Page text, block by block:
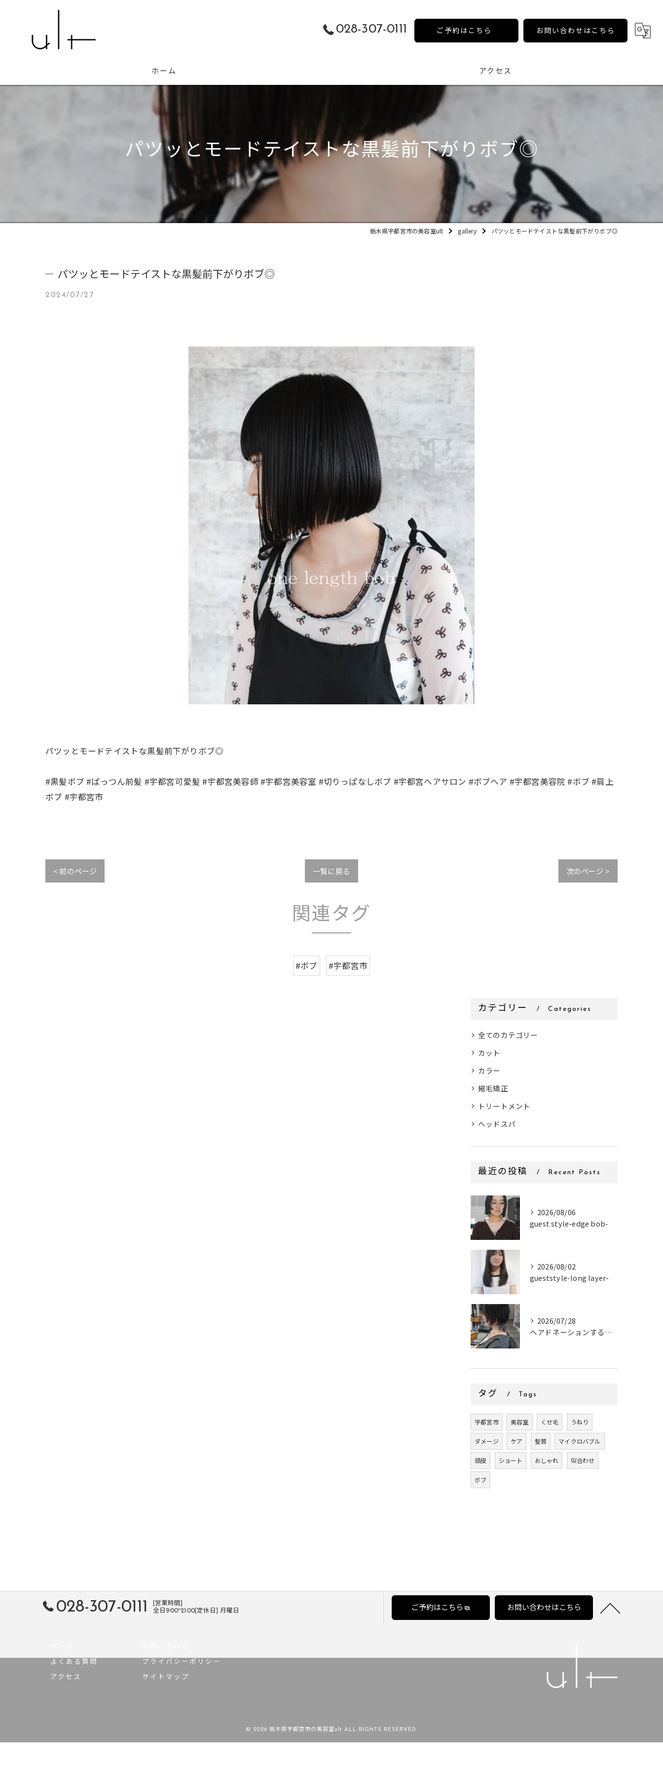
028-307-0111 ご予約はこちら お問い合わせはこちら
ホーム アクセス
パツッとモードテイストな黒髪前下がりボブ◎
栃木県宇都宮市の美容室ult gallery パツッとモードテイストな黒髪前下がりボブ◎
パツッとモードテイストな黒髪前下がりボブ◎
2024/07/27
パツッとモードテイストな黒髪前下がりボブ◎
#黒髪ボブ #ぱっつん前髪 #宇都宮可愛髪 #宇都宮美容師 #宇都宮美容室 #切りっぱなしボブ #宇都宮ヘアサロン #ボブヘア #宇都宮美容院 #ボブ #肩上
ボブ #宇都宮市
< 前のページ 一覧に戻る 次のページ >
関連タグ
#ボブ #宇都宮市
カテゴリー Categories
全てのカテゴリー
カット
カラー
縮毛矯正
トリートメント
ヘッドスパ
最近の投稿 Recent Posts
2026/08/06
guest style-edge bob-
2026/08/02
gueststyle-long layer-
2026/07/28
ヘアドネーションするお客様✂
タグ Tags
宇都宮市 美容室 くせ毛 うねり
ダメージ ケア 髪質 マイクロバブル
頭皮 ショート おしゃれ 似合わせ
ボブ
028-307-0111
[営業時間]
全日9:00~21:00[定休日] 月曜日
ご予約はこちら お問い合わせはこちら
よくある質問
アクセス
プライバシーポリシー
サイトマップ
© 2026 栃木県宇都宮市の美容室ult ALL RIGHTS RESERVED.